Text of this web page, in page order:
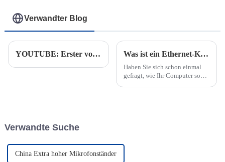
Verwandter Blog
YOUTUBE: Erster voller Container mit Audiokabel auf dem Weg von Thailand in die USA Was ist ein Ethernet-Kabel und wie funktioniert es?
Haben Sie sich schon einmal
gefragt, wie Ihr Computer so
Verwandte Suche
China Extra hoher Mikrofonständer